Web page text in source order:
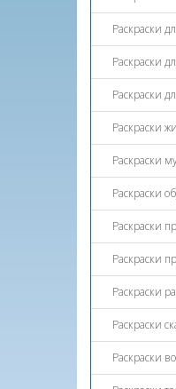
Раскраски
Раскраски
Раскраски
Раскраски
Раскраски
Раскраски
Раскраски
Раскраски
Раскраски
Раскраски
Раскраски